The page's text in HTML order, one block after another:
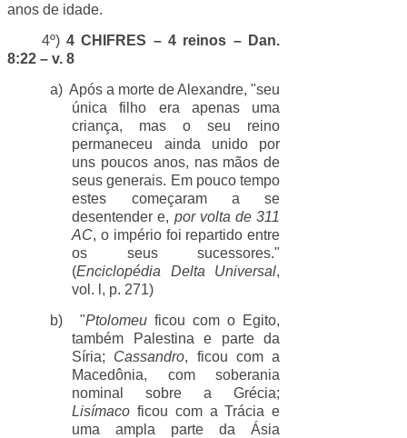
anos de idade.
4º)4 CHIFRES – 4 reinos – Dan.
8:22 – v. 8
a) Após a morte de Alexandre, "seu
única filho era apenas uma
criança, mas o seu reino
permaneceu ainda unido por
uns poucos anos, nas mãos de
seus generais. Em pouco tempo
estes começaram a se
desentender e, por volta de 311
AC, o império foi repartido entre
os seus sucessores."
(Enciclopédia Delta Universal,
vol. l, p. 271)
b)
"Ptolomeu ficou com o Egito,
também Palestina e parte da
Síria; Cassandro, ficou com a
Macedônia, com soberania
nominal sobre a Grécia;
Lisímaco ficou com a Trácia e
uma ampla parte da Ásia